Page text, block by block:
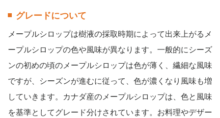
グレードについて
メープルシロップは樹液の採取時期によって出来上がるメ
ープルシロップの色や風味が異なります。一般的にシーズ
ンの初めの頃のメープルシロップは色が薄く、繊細な風味
ですが、シーズンが進むに従って、色が濃くなり風味も増
していきます。カナダ産のメープルシロップは、色と風味
を基準としてグレード分けされています。お料理やデザー